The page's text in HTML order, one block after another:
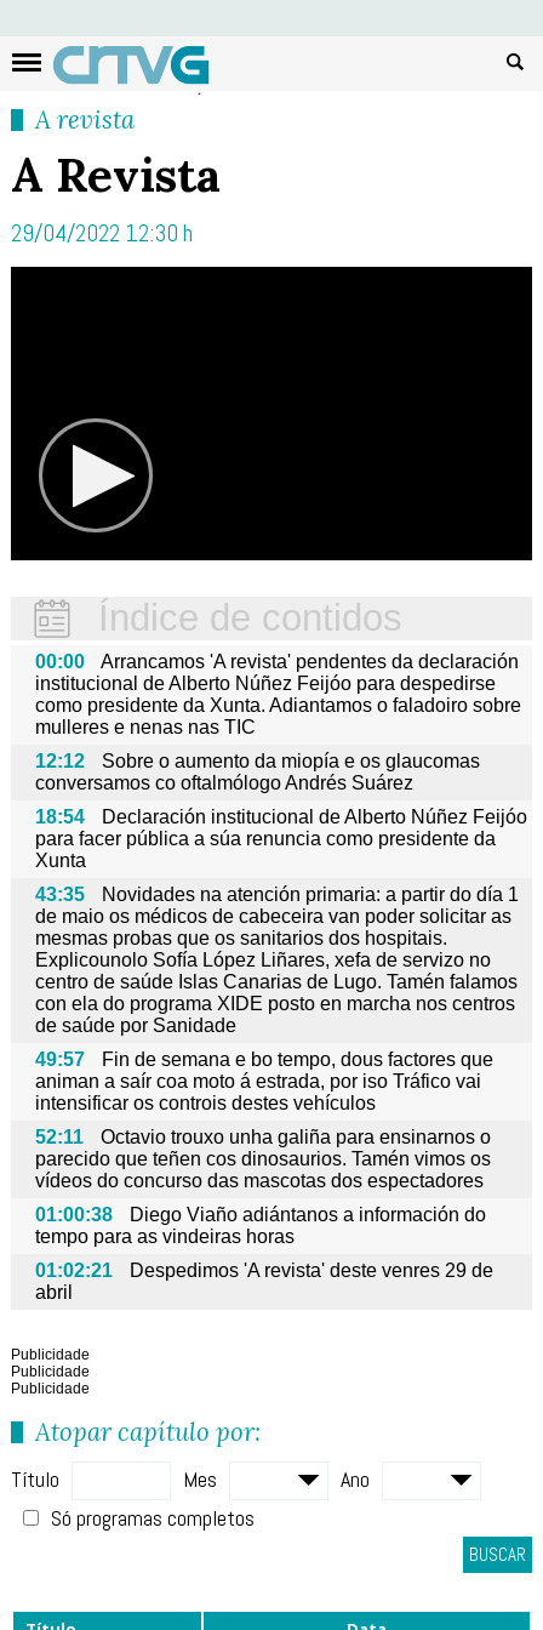
A revista
A Revista
29/04/2022 12:30 h
Índice de contidos
00:00
Arrancamos 'A revista' pendentes da declaración
institucional de Alberto Núñez Feijóo para despedirse
como presidente da Xunta. Adiantamos o faladoiro sobre
mulleres e nenas nas TIC
12:12
Sobre o aumento da miopía e os glaucomas
conversamos co oftalmólogo Andrés Suárez
18:54
Declaración institucional de Alberto Núñez Feijóo
para facer pública a súa renuncia como presidente da
Xunta
43:35
Novidades na atención primaria: a partir do día 1
de maio os médicos de cabeceira van poder solicitar as
mesmas probas que os sanitarios dos hospitais.
Explicounolo Sofía López Liñares, xefa de servizo no
centro de saúde Islas Canarias de Lugo. Tamén falamos
con ela do programa XIDE posto en marcha nos centros
de saúde por Sanidade
49:57
Fin de semana e bo tempo, dous factores que
animan a saír coa moto á estrada, por iso Tráfico vai
intensificar os controis destes vehículos
52:11
Octavio trouxo unha galiña para ensinarnos o
parecido que teñen cos dinosaurios. Tamén vimos os
vídeos do concurso das mascotas dos espectadores
01:00:38
Diego Viaño adiántanos a información do
tempo para as vindeiras horas
01:02:21
Despedimos 'A revista' deste venres 29 de
abril
Publicidade
Publicidade
Publicidade
Atopar capítulo por:
Título Mes
Ano
Só programas completos
BUSCAR